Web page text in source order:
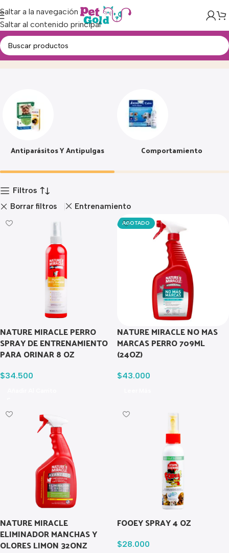
Saltar a la navegación
Saltar al contenido principal
FarmaciaInicio Producto
Antiparásitos Y Antipulgas Comportamiento
Filtros
Borrar filtros Entrenamiento
NATURE MIRACLE PERRO
SPRAY DE ENTRENAMIENTO
PARA ORINAR 8 OZ
$34.500
AGOTADO
NATURE MIRACLE NO MAS
MARCAS PERRO 709ML
(24OZ)
$43.000
NATURE MIRACLE
ELIMINADOR MANCHAS Y
OLORES LIMON 32ONZ
FOOEY SPRAY 4 OZ
$28.000